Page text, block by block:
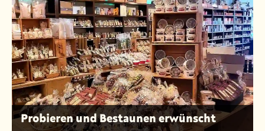
Probieren und Bestaunen erwünscht